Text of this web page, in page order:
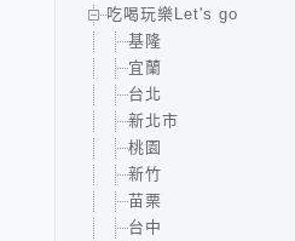
吃喝玩樂Let's go
基隆
宜蘭
台北
新北市
桃園
新竹
苗栗
台中